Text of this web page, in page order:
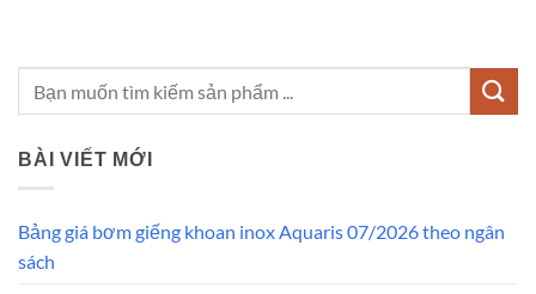
BÀI VIẾT MỚI
Bảng giá bơm giếng khoan inox Aquaris 07/2026 theo ngân
sách